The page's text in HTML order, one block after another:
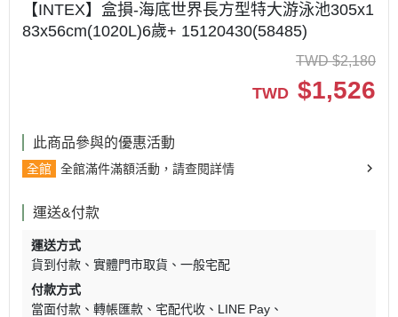
【INTEX】盒損-海底世界長方型特大游泳池305x1
83x56cm(1020L)6歲+ 15120430(58485)
TWD $2,180
TWD $1,526
此商品參與的優惠活動
全館 全館滿件滿額活動，請查閱詳情
運送&付款
運送方式
貨到付款
實體門市取貨
一般宅配
付款方式
當面付款
轉帳匯款 宅配代收
LINE Pay